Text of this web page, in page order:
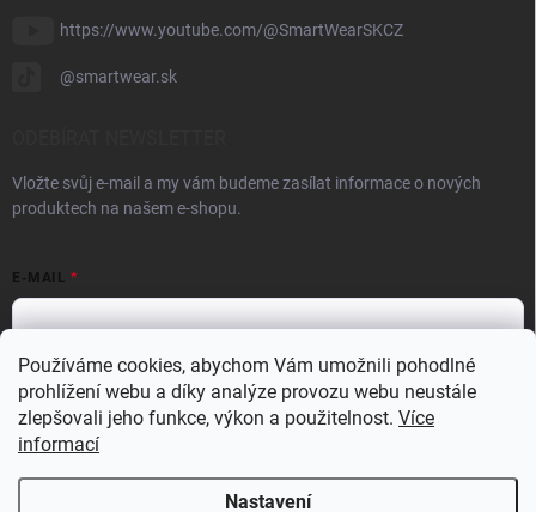
Používáme cookies, abychom Vám umožnili pohodlné
prohlížení webu a díky analýze provozu webu neustále
zlepšovali jeho funkce, výkon a použitelnost. Více
informací
Nastavení
https://www.youtube.com/@SmartWearSKCZ
@smartwear.sk
Vložte svůj e-mail a my vám budeme zasílat informace o nových
produktech na našem e-shopu.
E-MAIL
Vložením e-mailu souhlasíte spodmínkami ochrany osobních údajů
Přihlásit se